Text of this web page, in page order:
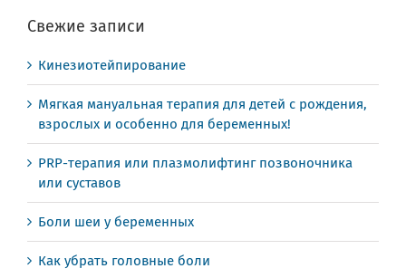
Свежие записи
Кинезиотейпирование
Мягкая мануальная терапия для детей с рождения,
взрослых и особенно для беременных!
PRP-терапия или плазмолифтинг позвоночника
или суставов
Боли шеи у беременных
Как убрать головные боли